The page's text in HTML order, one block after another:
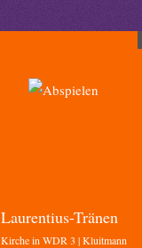
Laurentius-Tränen
Kirche in WDR 3 | Kluitmann